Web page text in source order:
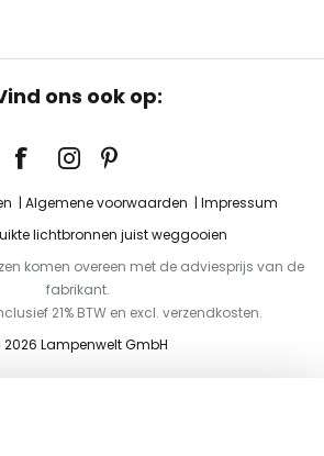
ons ook op:
Algemene voorwaarden
Impressum
lichtbronnen juist weggooien
komen overeen met de adviesprijs van de
fabrikant.
21% BTW en excl. verzendkosten.
Lampenwelt GmbH